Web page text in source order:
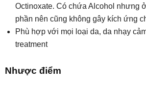
Octinoxate. Có chứa Alcohol nhưng
phần nên cũng không gây kích ứng
Phù hợp với mọi loại da, da nhạy
treatment
Nhược điểm